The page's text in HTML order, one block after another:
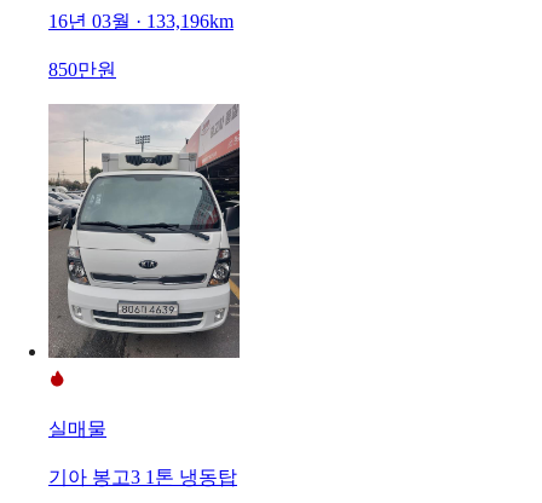
16년 03월 · 133,196km
850만원
실매물
기아 봉고3 1톤 냉동탑